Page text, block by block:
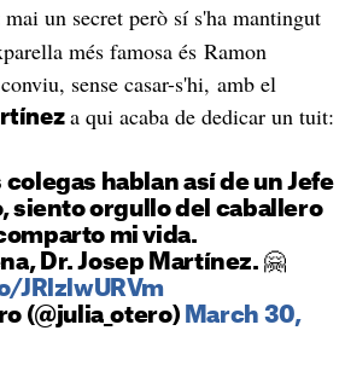
un secret però sí s'ha mantingut
més famosa és Ramon
sense casar-s'hi, amb el
a qui acaba de dedicar un tuit:
colegas hablan así de un Jefe
siento orgullo del caballero
mi vida.
Dr. Josep Martínez. 🤗
JRlzlwURVm
(@julia_otero) March 30,